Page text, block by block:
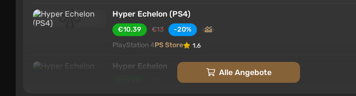
Hyper Echelon (PS4)
€10.39 €13
-20%
PlayStation 4PS Store 1.6
Hyper Echelon
Alle Angebote